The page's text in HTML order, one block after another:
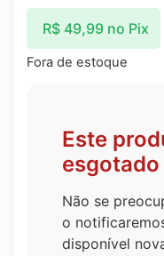
R$49,99 no Pix
Fora de estoque
Este
Não se
o
disponível